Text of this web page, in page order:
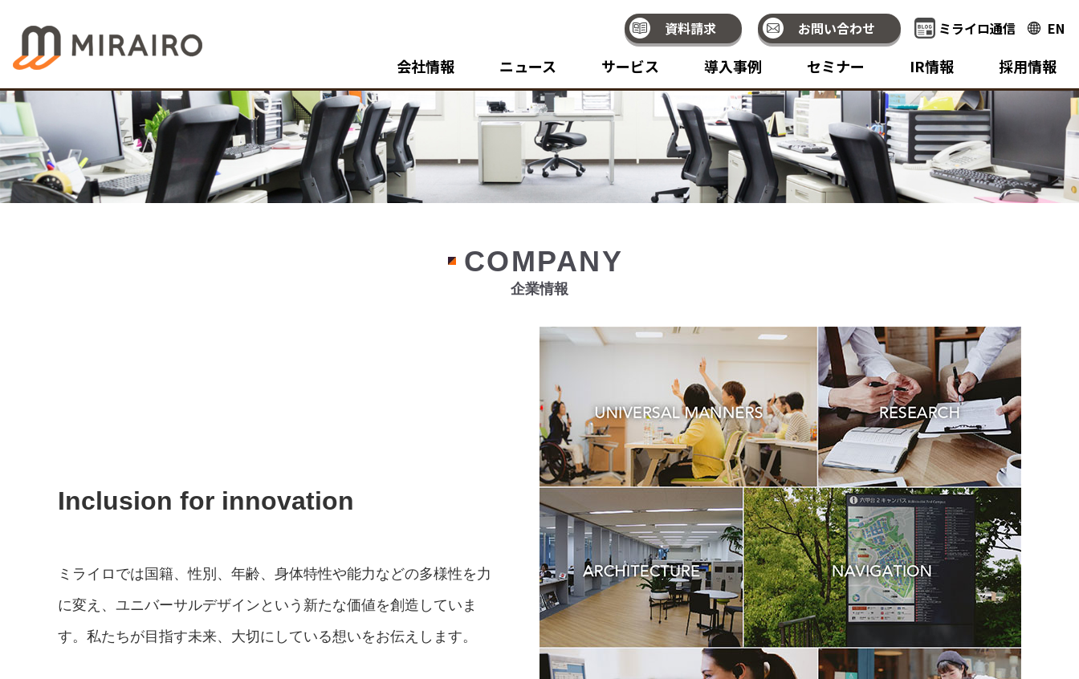
資料請求 お問い合わせ ミライロ通信 EN
会社情報 ニュース サービス 導入事例 セミナー IR情報 採用情報
COMPANY
企業情報
Inclusion for innovation
ミライロでは国籍、性別、年齢、身体特性や能力などの多様性を力
に変え、ユニバーサルデザインという新たな価値を創造していま
す。私たちが目指す未来、大切にしている想いをお伝えします。